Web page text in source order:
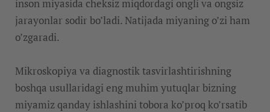
inson miyasida cheksiz miqdordagi ongli va ongsiz
jarayonlar sodir bo’ladi. Natijada miyaning o’zi ham
o’zgaradi.
Mikroskopiya va diagnostik tasvirlashtirishning
boshqa usullaridagi eng muhim yutuqlar bizning
miyamiz qanday ishlashini tobora ko’proq ko’rsatib